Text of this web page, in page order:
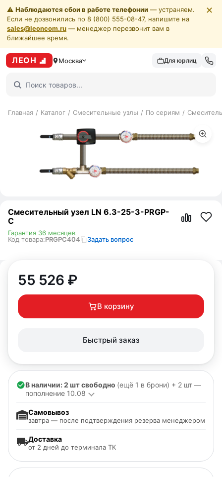
⚠️ Наблюдаются сбои в работе телефонии — устраняем.
Если не дозвонились по 8 (800) 555-08-47, напишите на
sales@leoncom.ru — менеджер перезвонит вам в
ближайшее время.
✕
ЛЕОН Москва Для юрлиц
Главная / Каталог / Смесительные узлы / По сериям /
Смесительный узел LN 6.3-25-3-PRGP-
C
Код товара:PRGPC404 Задать вопрос
Гарантия 36 месяцев
55 526 ₽
В корзину
Быстрый заказ
В наличии: 2 шт свободно (ещё 1 в брони) + 2 шт —
пополнение 10.08
Доставка
от 2 дней до терминала ТК
Самовывоз
завтра — после подтверждения резерва менеджером